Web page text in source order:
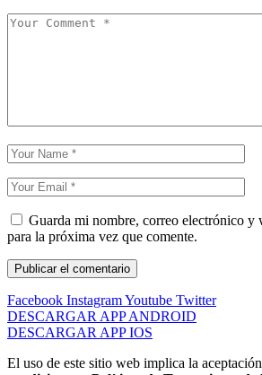
Guarda mi nombre, correo electrónico y
para la próxima vez que comente.
Facebook InstagramYoutube Twitter
DESCARGAR APP ANDROID
DESCARGAR APP IOS
El uso de este sitio web implica la